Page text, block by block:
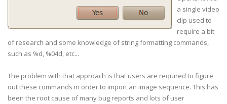
a single video
clip used to
require a bit
of research and some knowledge of string formatting commands,
such as %d, %04d, etc...
The problem with that approach is that users are required to figure
out these commands in order to import an image sequence. This has
been the root cause of many bug reports and lots of user